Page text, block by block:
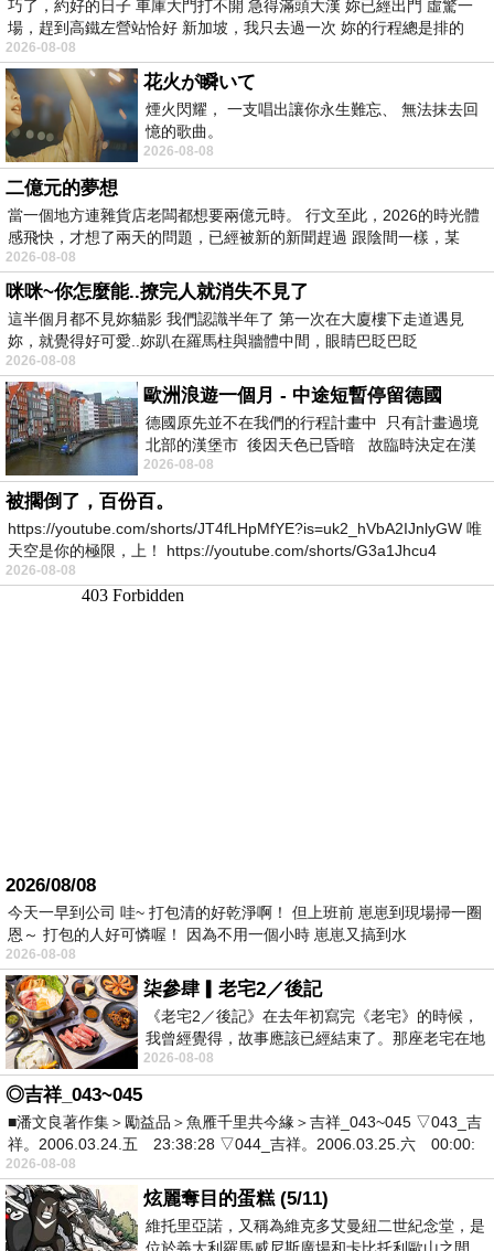
巧了，約好的日子 車庫大門打不開 急得滿頭大漢 妳已經出門 虛驚一
場，趕到高鐵左營站恰好 新加坡，我只去過一次 妳的行程總是排的
2026-08-08
花火が瞬いて
煙火閃耀， 一支唱出讓你永生難忘、 無法抹去回
憶的歌曲。
2026-08-08
二億元的夢想
當一個地方連雜貨店老闆都想要兩億元時。 行文至此，2026的時光體
感飛快，才想了兩天的問題，已經被新的新聞趕過 跟陰間一樣，某
2026-08-08
咪咪~你怎麼能..撩完人就消失不見了
這半個月都不見妳貓影 我們認識半年了 第一次在大廈樓下走道遇見
妳，就覺得好可愛..妳趴在羅馬柱與牆體中間，眼睛巴眨巴眨
2026-08-08
歐洲浪遊一個月 - 中途短暫停留德國
德國原先並不在我們的行程計畫中 只有計畫過境
北部的漢堡市 後因天色已昏暗 故臨時決定在漢
堡市吃晚餐和過夜
2026-08-08
被擱倒了，百份百。
https://youtube.com/shorts/JT4fLHpMfYE?is=uk2_hVbA2IJnlyGW 唯
天空是你的極限，上！ https://youtube.com/shorts/G3a1Jhcu4
2026-08-08
2026/08/08
今天一早到公司 哇~ 打包清的好乾淨啊！ 但上班前 崽崽到現場掃一圈
恩～ 打包的人好可憐喔！ 因為不用一個小時 崽崽又搞到水
2026-08-08
柒參肆▎老宅2／後記
《老宅2／後記》在去年初寫完《老宅》的時候，
我曾經覺得，故事應該已經結束了。那座老宅在地
震中倒塌，七個人終於離開那片黑暗，
2026-08-08
◎吉祥_043~045
■潘文良著作集＞勵益品＞魚雁千里共今緣＞吉祥_043~045 ▽043_吉
祥。2006.03.24.五 23:38:28 ▽044_吉祥。2006.03.25.六 00:00:
2026-08-08
炫麗奪目的蛋糕 (5/11)
維托里亞諾，又稱為維克多艾曼紐二世紀念堂，是